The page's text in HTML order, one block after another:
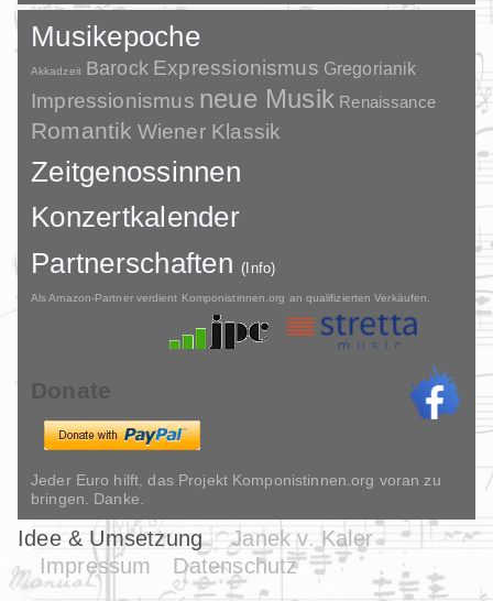
Musikepoche
Akkadzeit Barock Expressionismus Gregorianik
Impressionismus neue Musik Renaissance
Romantik Wiener Klassik
Zeitgenossinnen
Konzertkalender
Partnerschaften(Info)
Als Amazon-Partner verdient Komponistinnen.org an qualifizierten Verkäufen.
Donate
Jeder Euro hilft, das Projekt Komponistinnen.org voran zu
bringen. Danke.
Idee & Umsetzung
Janek v. Kaler
Impressum
Datenschutz